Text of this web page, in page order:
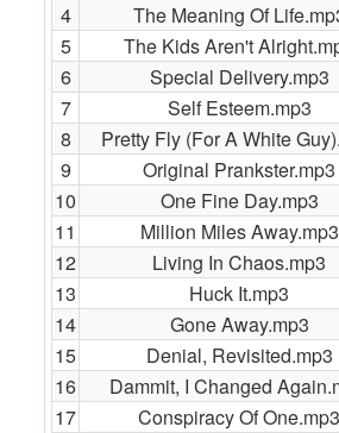
4
The Meaning Of
5
The Kids Aren't
6
Special Delivery.mp3
7
Self Esteem.mp3
8
Pretty Fly (For A White
9
Original Prankster.mp3
10
One Fine Day.mp3
11
Million Miles Away.mp3
12
Living In Chaos.mp3
13
Huck It.mp3
14
Gone Away.mp3
15
Denial, Revisited.mp3
16
Dammit, I Changed
17
Conspiracy Of One.mp3